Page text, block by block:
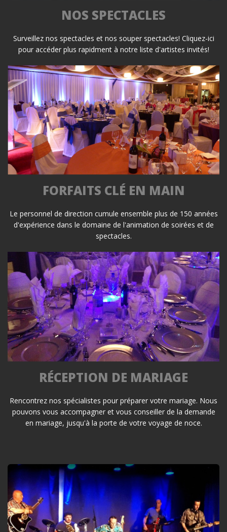
NOS SPECTACLES
Surveillez nos spectacles et nos souper spectacles! Cliquez-ici
pour accéder plus rapidment à notre liste d'artistes invités!
FORFAITS CLÉ EN MAIN
Le personnel de direction cumule ensemble plus de 150 années
d'expérience dans le domaine de l'animation de soirées et de
spectacles.
RÉCEPTION DE MARIAGE
Rencontrez nos spécialistes pour préparer votre mariage. Nous
pouvons vous accompagner et vous conseiller de la demande
en mariage, jusqu'à la porte de votre voyage de noce.